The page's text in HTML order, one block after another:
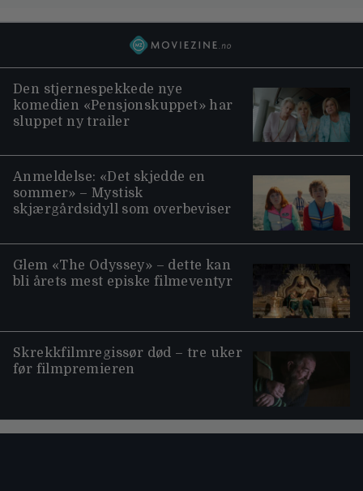
Den stjernespekkede nye
komedien «Pensjonskuppet» har
sluppet ny trailer
Anmeldelse: «Det skjedde en
sommer» – Mystisk
skjærgårdsidyll som overbeviser
Glem «The Odyssey» – dette kan
bli årets mest episke filmeventyr
Skrekkfilmregissør død – tre uker
før filmpremieren